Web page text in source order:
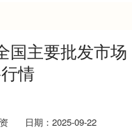
国主要批发市场
情
日期：2025-09-22